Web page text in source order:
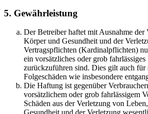
5. Gewährleistung
Der Betreiber haftet mit Ausnahme der
Körper und Gesundheit und der
Vertragspflichten (Kardinalpflichten)
ein vorsätzliches oder grob fahrlässiges
zurückzuführen sind. Dies gilt auch für
Folgeschäden wie insbesondere
Die Haftung ist gegenüber
vorsätzlichem oder grob fahrlässigem
Schäden aus der Verletzung von